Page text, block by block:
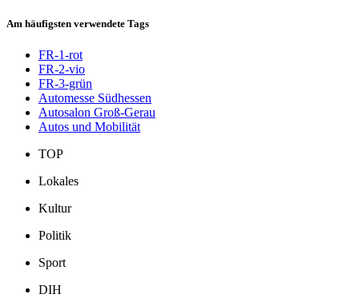
Am häufigsten verwendete Tags
FR-1-rot
FR-2-vio
FR-3-grün
Automesse Südhessen
Autosalon Groß-Gerau
Autos und Mobilität
TOP
Lokales
Kultur
Politik
Sport
DIH